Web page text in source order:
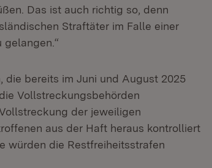
Das ist auch richtig so, denn
Straftäter im Falle einer
gelangen.“
bereits im Juni und August 2025
Vollstreckungsbehörden
der jeweiligen
aus der Haft heraus kontrolliert
würden die Restfreiheitsstrafen